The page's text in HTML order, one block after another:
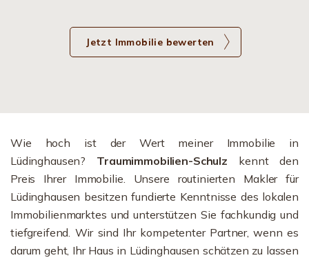
Jetzt Immobilie bewerten
Wie hoch ist der Wert meiner Immobilie in
Lüdinghausen? Traumimmobilien-Schulz kennt den
Preis Ihrer Immobilie. Unsere routinierten Makler für
Lüdinghausen besitzen fundierte Kenntnisse des lokalen
Immobilienmarktes und unterstützen Sie fachkundig und
tiefgreifend. Wir sind Ihr kompetenter Partner, wenn es
darum geht, Ihr Haus in Lüdinghausen schätzen zu lassen